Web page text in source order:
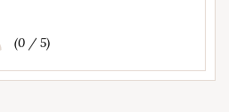
(0 / 5)